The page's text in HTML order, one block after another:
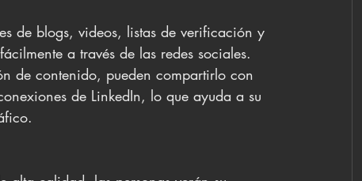
de blogs, videos, listas de verificación y
a través de las redes sociales.
de contenido, pueden compartirlo con
de LinkedIn, lo que ayuda a su